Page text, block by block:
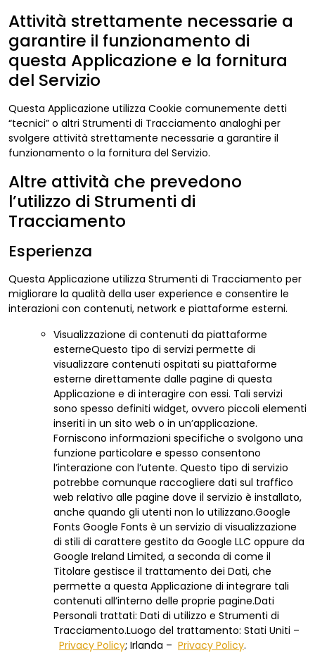
Attività strettamente necessarie a
garantire il funzionamento di
questa Applicazione e la fornitura
del Servizio
Questa Applicazione utilizza Cookie comunemente detti
“tecnici” o altri Strumenti di Tracciamento analoghi per
svolgere attività strettamente necessarie a garantire il
funzionamento o la fornitura del Servizio.
Altre attività che prevedono
l’utilizzo di Strumenti di
Tracciamento
Esperienza
Questa Applicazione utilizza Strumenti di Tracciamento per
migliorare la qualità della user experience e consentire le
interazioni con contenuti, network e piattaforme esterni.
Visualizzazione di contenuti da piattaforme
esterneQuesto tipo di servizi permette di
visualizzare contenuti ospitati su piattaforme
esterne direttamente dalle pagine di questa
Applicazione e di interagire con essi. Tali servizi
sono spesso definiti widget, ovvero piccoli elementi
inseriti in un sito web o in un’applicazione.
Forniscono informazioni specifiche o svolgono una
funzione particolare e spesso consentono
l’interazione con l’utente. Questo tipo di servizio
potrebbe comunque raccogliere dati sul traffico
web relativo alle pagine dove il servizio è installato,
anche quando gli utenti non lo utilizzano.Google
Fonts Google Fonts è un servizio di visualizzazione
di stili di carattere gestito da Google LLC oppure da
Google Ireland Limited, a seconda di come il
Titolare gestisce il trattamento dei Dati, che
permette a questa Applicazione di integrare tali
contenuti all’interno delle proprie pagine.Dati
Personali trattati: Dati di utilizzo e Strumenti di
Tracciamento.Luogo del trattamento: Stati Uniti –
Privacy Policy; Irlanda – Privacy Policy.